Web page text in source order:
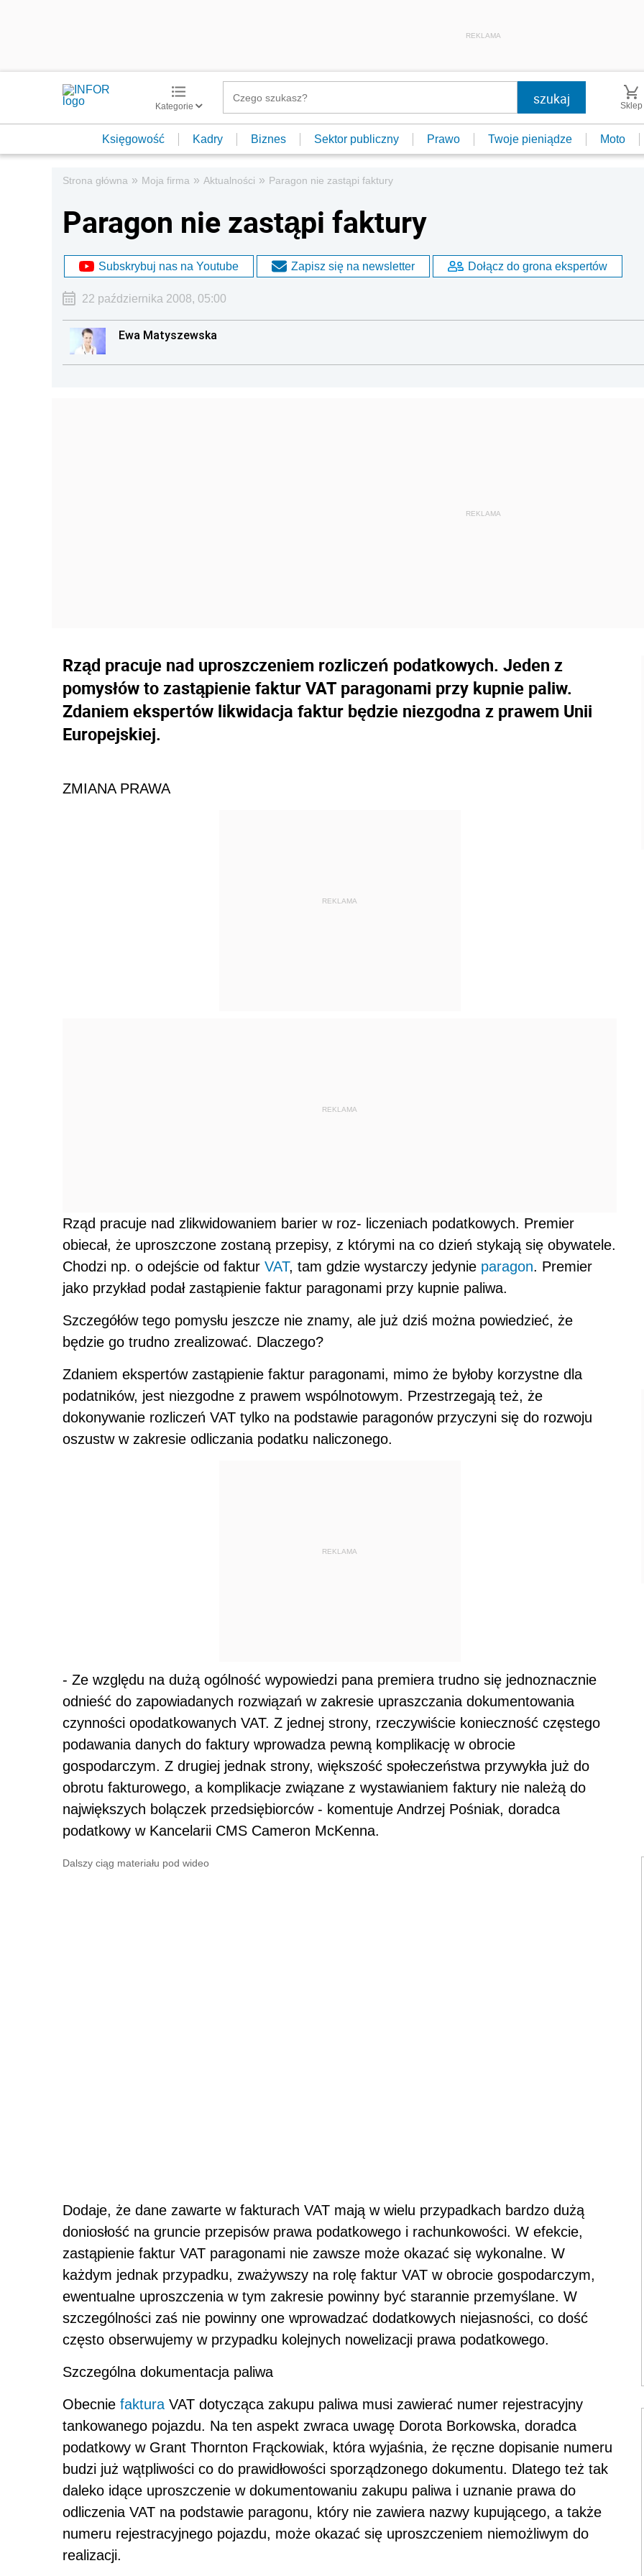
REKLAMA
Kategorie Sklep
Księgowość Kadry Biznes Sektor publiczny Prawo Twoje pieniądze Moto
Strona główna » Moja firma » Aktualności » Paragon nie zastąpi faktury
Paragon nie zastąpi faktury
Subskrybuj nas na Youtube Zapisz się na newsletter Dołącz do grona ekspertów
22 października 2008, 05:00
Ewa Matyszewska
Rząd pracuje nad uproszczeniem rozliczeń podatkowych. Jeden z
pomysłów to zastąpienie faktur VAT paragonami przy kupnie paliw.
Zdaniem ekspertów likwidacja faktur będzie niezgodna z prawem Unii
Europejskiej.
ZMIANA PRAWA
REKLAMA
REKLAMA
Rząd pracuje nad zlikwidowaniem barier w roz- liczeniach podatkowych. Premier
obiecał, że uproszczone zostaną przepisy, z którymi na co dzień stykają się obywatele.
Chodzi np. o odejście od faktur VAT, tam gdzie wystarczy jedynie paragon. Premier
jako przykład podał zastąpienie faktur paragonami przy kupnie paliwa.
Szczegółów tego pomysłu jeszcze nie znamy, ale już dziś można powiedzieć, że
będzie go trudno zrealizować. Dlaczego?
Zdaniem ekspertów zastąpienie faktur paragonami, mimo że byłoby korzystne dla
podatników, jest niezgodne z prawem wspólnotowym. Przestrzegają też, że
dokonywanie rozliczeń VAT tylko na podstawie paragonów przyczyni się do rozwoju
oszustw w zakresie odliczania podatku naliczonego.
REKLAMA
- Ze względu na dużą ogólność wypowiedzi pana premiera trudno się jednoznacznie
odnieść do zapowiadanych rozwiązań w zakresie upraszczania dokumentowania
czynności opodatkowanych VAT. Z jednej strony, rzeczywiście konieczność częstego
podawania danych do faktury wprowadza pewną komplikację w obrocie
gospodarczym. Z drugiej jednak strony, większość społeczeństwa przywykła już do
obrotu fakturowego, a komplikacje związane z wystawianiem faktury nie należą do
największych bolączek przedsiębiorców - komentuje Andrzej Pośniak, doradca
podatkowy w Kancelarii CMS Cameron McKenna.
Dalszy ciąg materiału pod wideo
Dodaje, że dane zawarte w fakturach VAT mają w wielu przypadkach bardzo dużą
doniosłość na gruncie przepisów prawa podatkowego i rachunkowości. W efekcie,
zastąpienie faktur VAT paragonami nie zawsze może okazać się wykonalne. W
każdym jednak przypadku, zważywszy na rolę faktur VAT w obrocie gospodarczym,
ewentualne uproszczenia w tym zakresie powinny być starannie przemyślane. W
szczególności zaś nie powinny one wprowadzać dodatkowych niejasności, co dość
często obserwujemy w przypadku kolejnych nowelizacji prawa podatkowego.
Szczególna dokumentacja paliwa
Obecnie faktura VAT dotycząca zakupu paliwa musi zawierać numer rejestracyjny
tankowanego pojazdu. Na ten aspekt zwraca uwagę Dorota Borkowska, doradca
podatkowy w Grant Thornton Frąckowiak, która wyjaśnia, że ręczne dopisanie numeru
budzi już wątpliwości co do prawidłowości sporządzonego dokumentu. Dlatego też tak
daleko idące uproszczenie w dokumentowaniu zakupu paliwa i uznanie prawa do
odliczenia VAT na podstawie paragonu, który nie zawiera nazwy kupującego, a także
numeru rejestracyjnego pojazdu, może okazać się uproszczeniem niemożliwym do
realizacji.